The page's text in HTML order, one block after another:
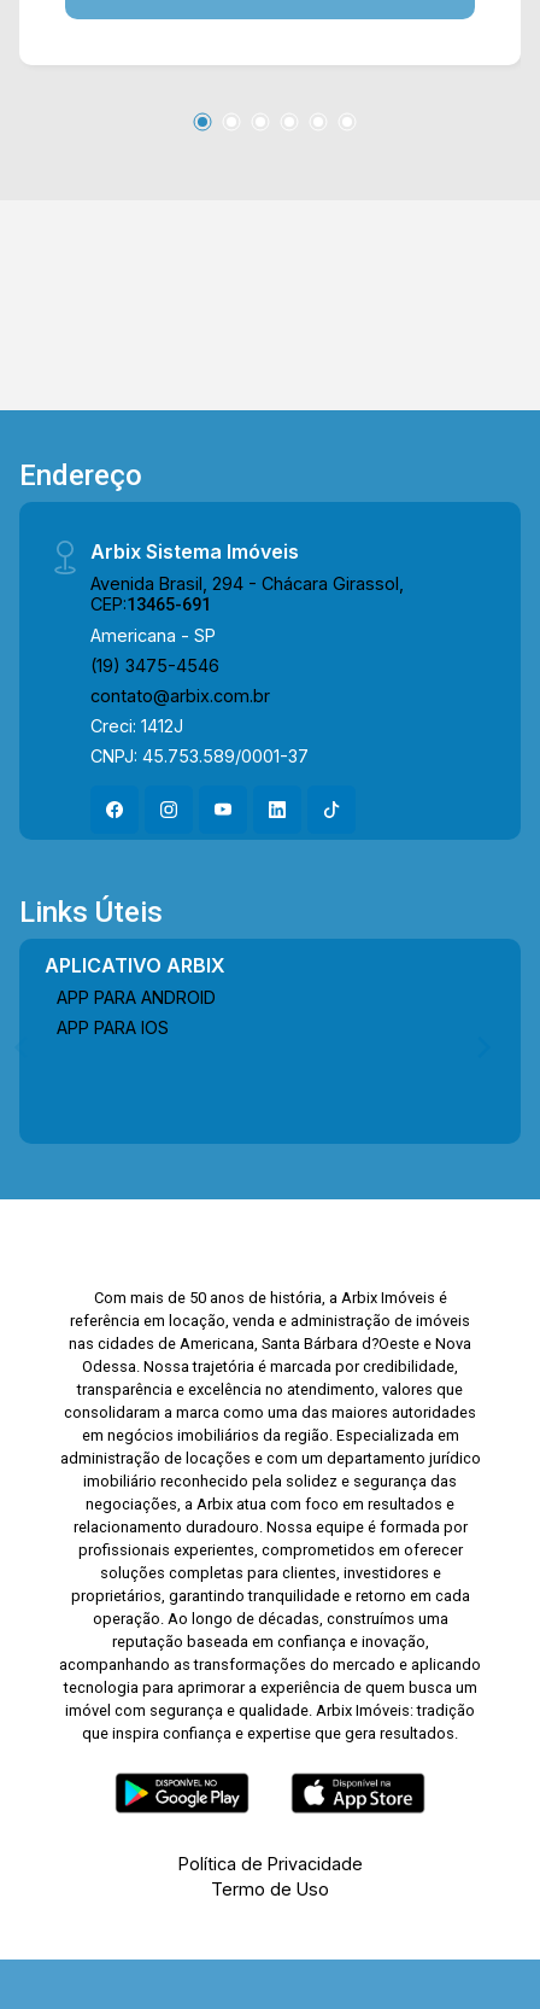
localizado próximo a supermercados, farmácias,
outros tipos de comércio. Entre em contato com
WhatsApp e Telefone Arbix: (19) 3475-4546
Endereço
Arbix Sistema Imóveis
Avenida Brasil, 294 - Chácara Girassol,
CEP:13465-691
Americana - SP
(19) 3475-4546
contato@arbix.com.br
Creci: 1412J
CNPJ: 45.753.589/0001-37
Links Úteis
APLICATIVO ARBIX
APP PARA ANDROID
APP PARA IOS
Com mais de 50 anos de história, a Arbix Imóveis é
referência em locação, venda e administração de imóveis
nas cidades de Americana, Santa Bárbara d?Oeste e Nova
Odessa. Nossa trajetória é marcada por credibilidade,
transparência e excelência no atendimento, valores que
consolidaram a marca como uma das maiores autoridades
em negócios imobiliários da região. Especializada em
administração de locações e com um departamento jurídico
imobiliário reconhecido pela solidez e segurança das
negociações, a Arbix atua com foco em resultados e
relacionamento duradouro. Nossa equipe é formada por
profissionais experientes, comprometidos em oferecer
soluções completas para clientes, investidores e
proprietários, garantindo tranquilidade e retorno em cada
operação. Ao longo de décadas, construímos uma
reputação baseada em confiança e inovação,
acompanhando as transformações do mercado e aplicando
tecnologia para aprimorar a experiência de quem busca um
imóvel com segurança e qualidade. Arbix Imóveis: tradição
que inspira confiança e expertise que gera resultados.
Política de Privacidade
Termo de Uso